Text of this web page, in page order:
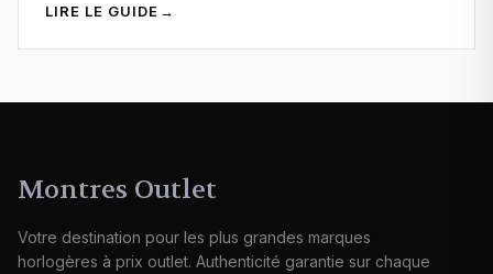
LIRE LE GUIDE →
Montres Outlet
Votre destination pour les plus grandes marques
horlogères à prix outlet. Authenticité garantie sur chaque